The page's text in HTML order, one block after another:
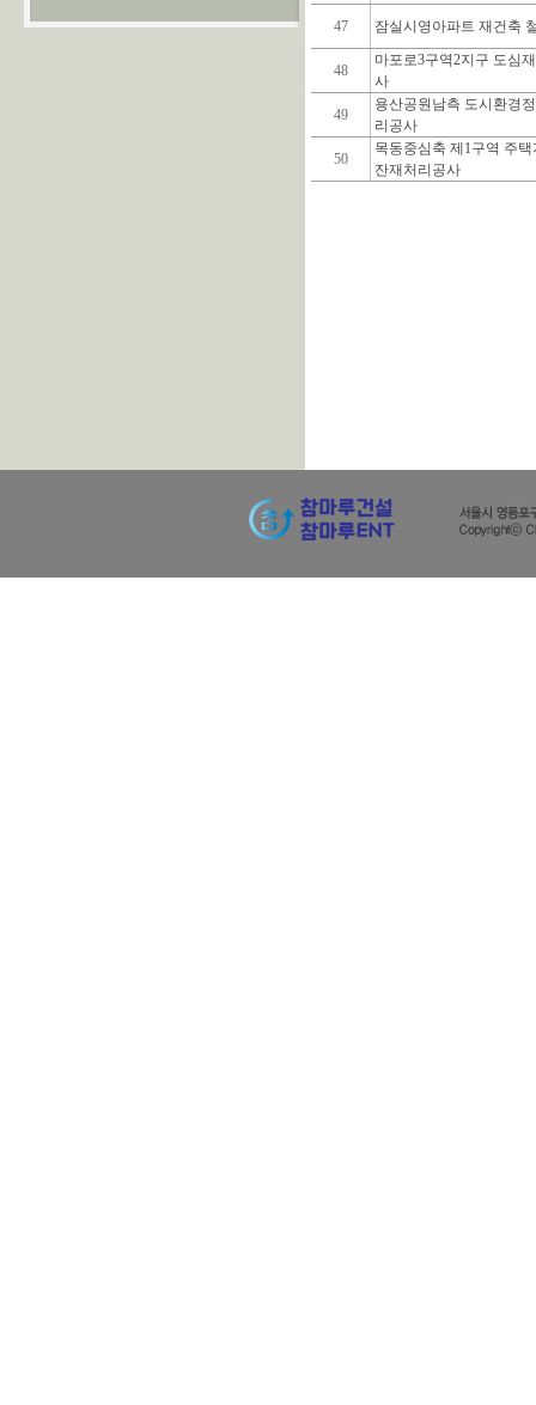
47 잠실시영아파트 재건축
48
마포로3구역2지구 도심
사
49
용산공원남측 도시환경
리공사
50
목동중심축 제1구역 주
잔재처리공사